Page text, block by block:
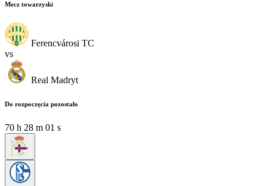
Mecz towarzyski
Ferencvárosi TC
vs
Real Madryt
Do rozpoczęcia pozostało
70 h 28 m 00 s